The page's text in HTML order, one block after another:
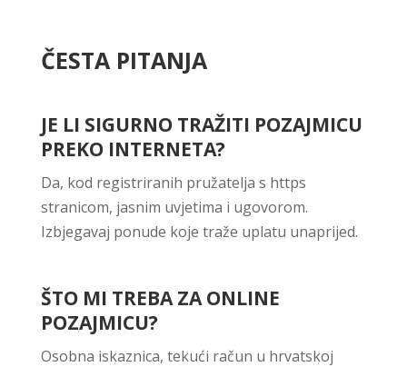
ČESTA PITANJA
JE LI SIGURNO TRAŽITI POZAJMICU
PREKO INTERNETA?
Da, kod registriranih pružatelja s https
stranicom, jasnim uvjetima i ugovorom.
Izbjegavaj ponude koje traže uplatu unaprijed.
ŠTO MI TREBA ZA ONLINE
POZAJMICU?
Osobna iskaznica, tekući račun u hrvatskoj